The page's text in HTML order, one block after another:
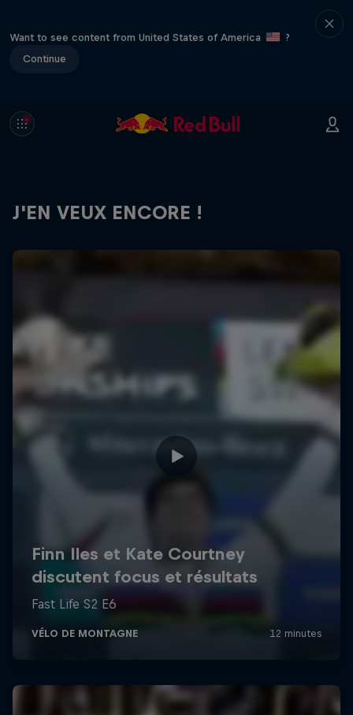
Want to see content from United States of America
?
Continue
J'EN VEUX ENCORE !